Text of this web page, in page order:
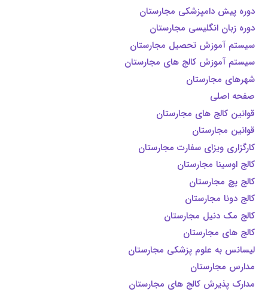
دوره پیش دامپزشکی مجارستان
دوره زبان انگلیسی مجارستان
سیستم آموزش تحصیل مجارستان
سیستم آموزش کالج های مجارستان
شهرهای مجارستان
صفحه اصلی
قوانین کالج های مجارستان
قوانین مجارستان
کارگزاری ویزای سفارت مجارستان
کالج اوسینا مجارستان
کالج پچ مجارستان
کالج دونا مجارستان
کالج مک دنیل مجارستان
کالج های مجارستان
لیسانس به علوم پزشکی مجارستان
مدارس مجارستان
مدارک پذیرش کالج های مجارستان